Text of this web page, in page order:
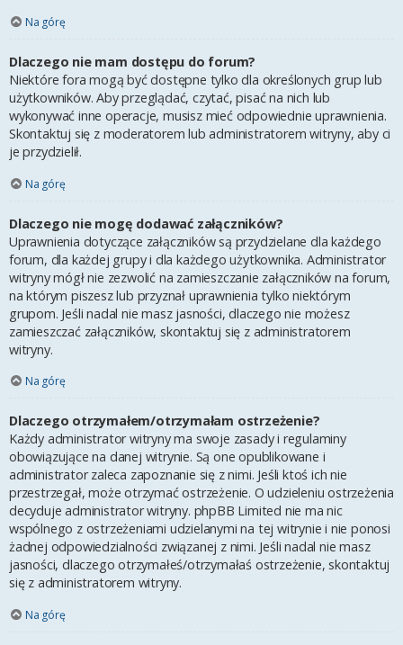
Na górę
Dlaczego nie mam dostępu do forum?
Niektóre fora mogą być dostępne tylko dla określonych grup lub
użytkowników. Aby przeglądać, czytać, pisać na nich lub
wykonywać inne operacje, musisz mieć odpowiednie uprawnienia.
Skontaktuj się z moderatorem lub administratorem witryny, aby ci
je przydzielił.
Na górę
Dlaczego nie mogę dodawać załączników?
Uprawnienia dotyczące załączników są przydzielane dla każdego
forum, dla każdej grupy i dla każdego użytkownika. Administrator
witryny mógł nie zezwolić na zamieszczanie załączników na forum,
na którym piszesz lub przyznał uprawnienia tylko niektórym
grupom. Jeśli nadal nie masz jasności, dlaczego nie możesz
zamieszczać załączników, skontaktuj się z administratorem
witryny.
Na górę
Dlaczego otrzymałem/otrzymałam ostrzeżenie?
Każdy administrator witryny ma swoje zasady i regulaminy
obowiązujące na danej witrynie. Są one opublikowane i
administrator zaleca zapoznanie się z nimi. Jeśli ktoś ich nie
przestrzegał, może otrzymać ostrzeżenie. O udzieleniu ostrzeżenia
decyduje administrator witryny. phpBB Limited nie ma nic
wspólnego z ostrzeżeniami udzielanymi na tej witrynie i nie ponosi
żadnej odpowiedzialności związanej z nimi. Jeśli nadal nie masz
jasności, dlaczego otrzymałeś/otrzymałaś ostrzeżenie, skontaktuj
się z administratorem witryny.
Na górę